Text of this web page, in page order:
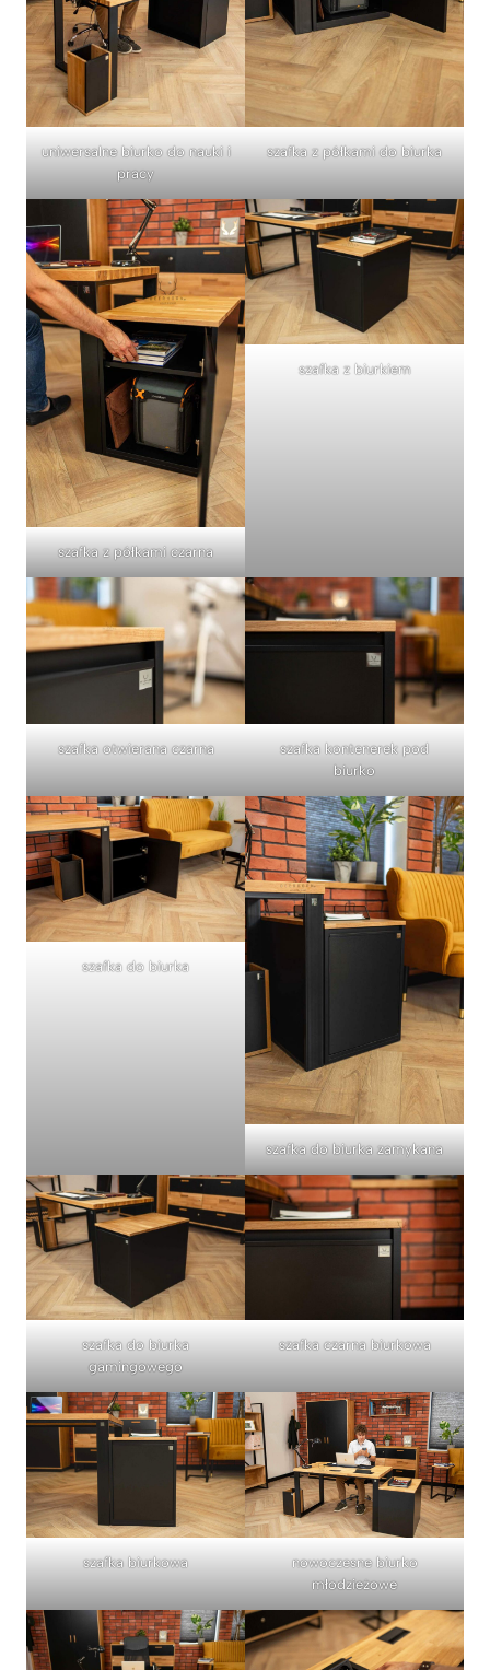
uniwersalne biurko do nauki i
pracy
szafka z półkami do biurka
szafka z półkami czarna
szafka z biurkiem
szafka otwierana czarna
szafka kontenerek pod
biurko
szafka do biurka
szafka do biurka zamykana
szafka do biurka
gamingowego
szafka czarna biurkowa
szafka biurkowa
nowoczesne biurko
młodzieżowe